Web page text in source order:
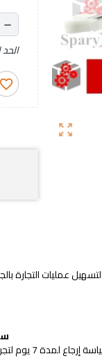
zoom_out_map
remove
favorite_border
عمليات التجارة
لمدة 7 يوم لتجربة تسوق سلسة. تطبق الشروط والأحكام